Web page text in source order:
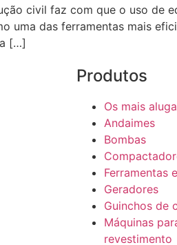
civil faz com que o uso de
uma das ferramentas mais
[…]
Produtos
Os mais
Andaimes
Bombas
Ferramentas
Geradores
Guinchos de
Máquinas
revestimento